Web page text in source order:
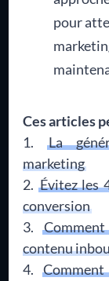
pour
Ces articles
La
marketing
Évitez les
conversion
contenu